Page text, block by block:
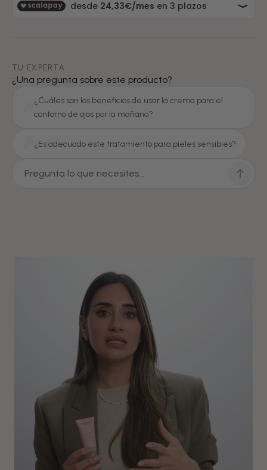
TU EXPERTA
¿Una pregunta sobre este producto?
¿Cuáles son los beneficios de usar la crema para el
contorno de ojos por la mañana?
¿Es adecuado este tratamiento para pieles sensibles?